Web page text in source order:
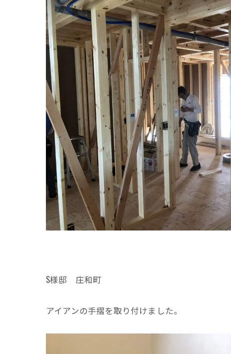
S様邸 庄和町
アイアンの手摺を取り付けました。